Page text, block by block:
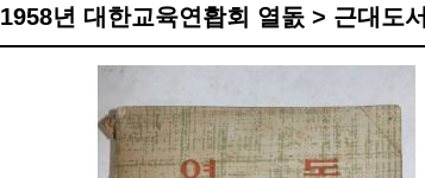
1958년 대한교육연홥회 열돐 > 근대도서